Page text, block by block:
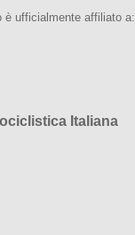
è ufficialmente affiliato a:
Italiana